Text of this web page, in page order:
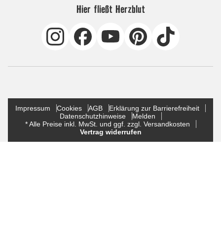
Hier fließt Herzblut
Impressum Cookies AGB
Erklärung zur Barrierefreiheit
Datenschutzhinweise
Melden
* Alle Preise inkl. MwSt. und ggf. zzgl. Versandkosten
Vertrag widerrufen